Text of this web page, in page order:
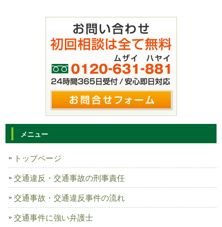
メニュー
トップページ
交通違反・交通事故の刑事責任
交通事故・交通違反事件の流れ
交通事件に強い弁護士